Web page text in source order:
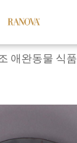
애완동물 식품